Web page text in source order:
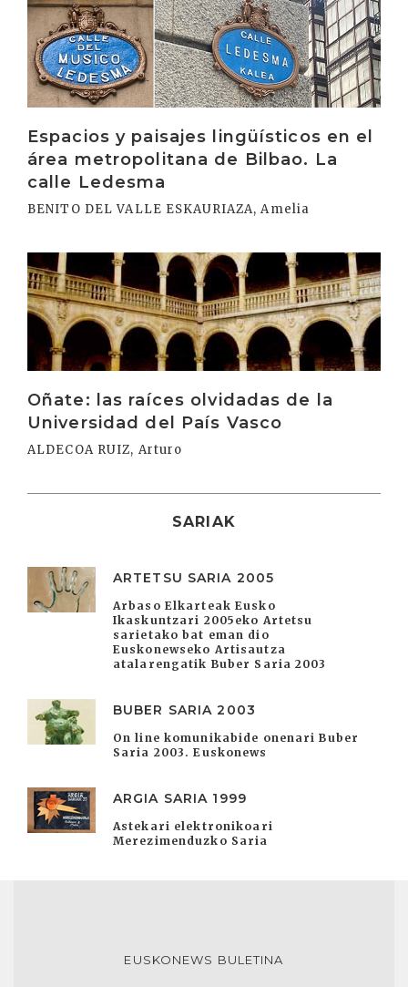
Espacios y paisajes lingüísticos en el
área metropolitana de Bilbao. La
calle Ledesma
BENITO DEL VALLE ESKAURIAZA, Amelia
Oñate: las raíces olvidadas de la
Universidad del País Vasco
ALDECOA RUIZ, Arturo
Irakurri
SARIAK
ARTETSU SARIA 2005
Arbaso Elkarteak Eusko
Ikaskuntzari 2005eko Artetsu
sarietako bat eman dio
Euskonewseko Artisautza
atalarengatik Buber Saria 2003
BUBER SARIA 2003
On line komunikabide onenari Buber
Saria 2003. Euskonews
ARGIA SARIA 1999
Astekari elektronikoari
Merezimenduzko Saria
EUSKONEWS BULETINA